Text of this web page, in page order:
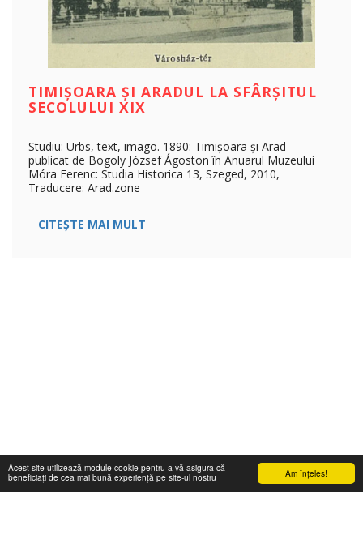
Am înţeles!
Acest site utilizează module cookie pentru a vă asigura că
beneficiați de cea mai bună experiență pe site-ul nostru
TIMIȘOARA ȘI ARADUL LA SFÂRȘITUL
SECOLULUI XIX
Studiu: Urbs, text, imago. 1890: Timișoara și Arad -
publicat de Bogoly József Ágoston în Anuarul Muzeului
Móra Ferenc: Studia Historica 13, Szeged, 2010,
Traducere: Arad.zone
CITEȘTE MAI MULT